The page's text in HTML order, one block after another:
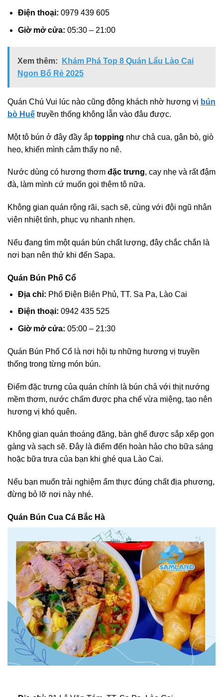
Điện thoại: 0979 439 605
Giờ mở cửa: 05:30 – 21:00
Xem thêm:
Khám Phá Top 8 Quán Lẩu Lào Cai
Ngon Bổ Rẻ 2025
Quán Chú Vui lúc nào cũng đông khách nhờ hương vị bún
bò Huế truyền thống không lẫn vào đâu được.
Một tô bún ở đây đầy ắp topping như chả cua, gân bò, giò
heo, khiến mình cảm thấy no nê.
Nước dùng có hương thơm đặc trưng, cay nhẹ và rất đậm
đà, làm mình cứ muốn gọi thêm tô nữa.
Không gian quán rộng rãi, sạch sẽ, cùng với đội ngũ nhân
viên nhiệt tình, phục vụ nhanh nhẹn.
Nếu đang tìm một quán bún chất lượng, đây chắc chắn là
nơi bạn nên thử khi đến Sapa.
Quán Bún Phố Cổ
Địa chỉ: Phố Điện Biên Phủ, TT. Sa Pa, Lào Cai
Điện thoại: 0942 435 525
Giờ mở cửa: 05:00 – 21:30
Quán Bún Phố Cổ là nơi hội tụ những hương vị truyền
thống trong từng món bún.
Điểm đặc trưng của quán chính là bún chả với thịt nướng
mềm thơm, nước chấm được pha chế vừa miệng, tạo nên
hương vị khó quên.
Không gian quán thoáng đãng, bàn ghế được sắp xếp gọn
gàng và sạch sẽ. Đây là điểm đến hoàn hảo cho bữa sáng
hoặc bữa trưa của bạn khi ghé qua Lào Cai.
Nếu bạn muốn trải nghiệm ẩm thực đúng chất địa phương,
đừng bỏ lỡ nơi này nhé.
Quán Bún Cua Cá Bắc Hà